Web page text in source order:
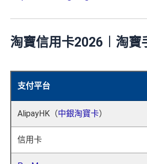
淘寶信用卡2026︱淘寶
支付平台
AlipayHK（中銀淘寶卡）
信用卡